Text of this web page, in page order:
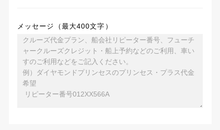
メッセージ（最大400文字）